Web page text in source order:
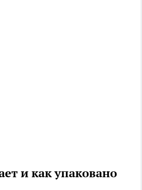
и как упаковано